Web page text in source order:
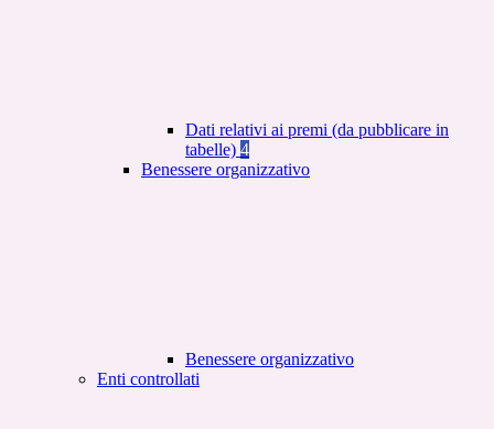
Dati relativi ai premi (da pubblicare in
tabelle) 4
Benessere organizzativo
Benessere organizzativo
Enti controllati